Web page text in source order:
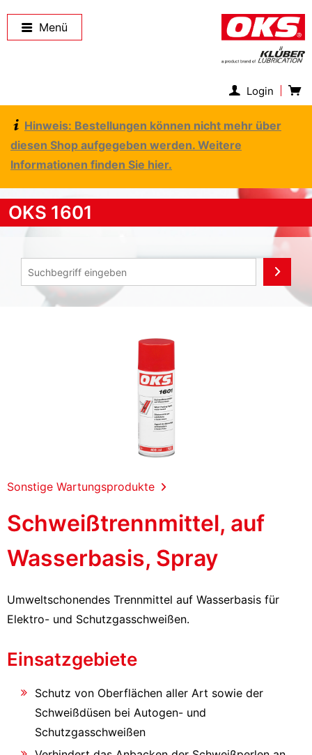
Menü
Login
Hinweis: Bestellungen können nicht mehr über
diesen Shop aufgegeben werden. Weitere
Informationen finden Sie hier.
OKS 1601
Sonstige Wartungsprodukte
Schweißtrennmittel, auf
Wasserbasis, Spray
Umweltschonendes Trennmittel auf Wasserbasis für
Elektro- und Schutzgasschweißen.
Einsatzgebiete
Schutz von Oberflächen aller Art sowie der
Schweißdüsen bei Autogen- und
Schutzgasschweißen